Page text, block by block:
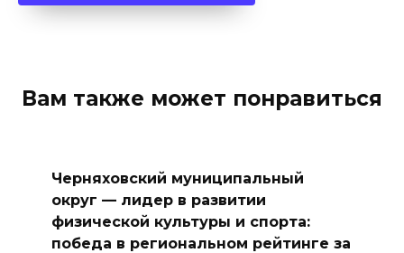
Вам также может понравиться
Черняховский муниципальный
округ — лидер в развитии
физической культуры и спорта:
победа в региональном рейтинге за